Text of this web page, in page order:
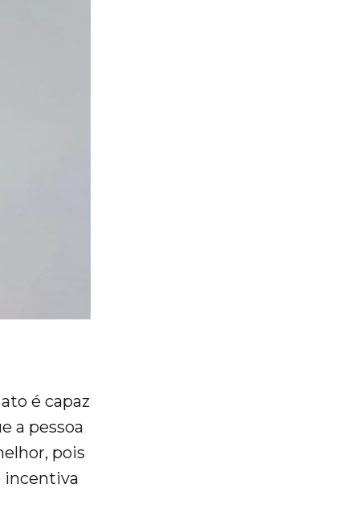
é capaz
a pessoa
pois
incentiva